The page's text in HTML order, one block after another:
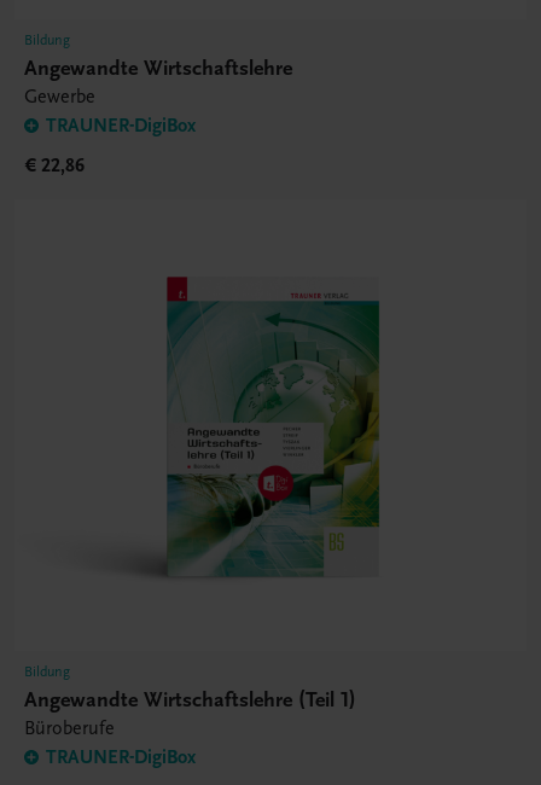
Bildung
Angewandte Wirtschaftslehre
Gewerbe
TRAUNER-DigiBox
€ 22,86
Bildung
Angewandte Wirtschaftslehre (Teil 1)
Büroberufe
TRAUNER-DigiBox